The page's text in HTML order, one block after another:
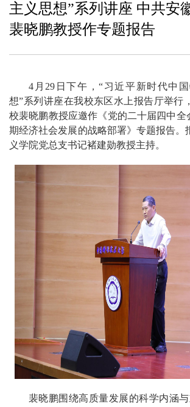
主义思想”系列讲座 中共安
裴晓鹏教授作专题报告
4月29日下午，“习近平新时代中
想”系列讲座在我校东区水上报告厅举行
校裴晓鹏教授应邀作《党的二十届四中全
期经济社会发展的战略部署》专题报告。
义学院党总支书记褚建勋教授主持。
裴晓鹏围绕高质量发展的科学内涵